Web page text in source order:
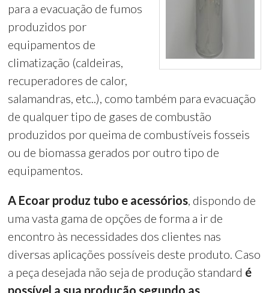
para a evacuação de fumos
produzidos por
equipamentos de
climatização (caldeiras,
recuperadores de calor,
salamandras, etc..), como também para evacuação
de qualquer tipo de gases de combustão
produzidos por queima de combustíveis fosseis
ou de biomassa gerados por outro tipo de
equipamentos.
A Ecoar produz tubo e acessórios, dispondo de
uma vasta gama de opções de forma a ir de
encontro às necessidades dos clientes nas
diversas aplicações possíveis deste produto. Caso
a peça desejada não seja de produção standard é
possível a sua produção segundo as